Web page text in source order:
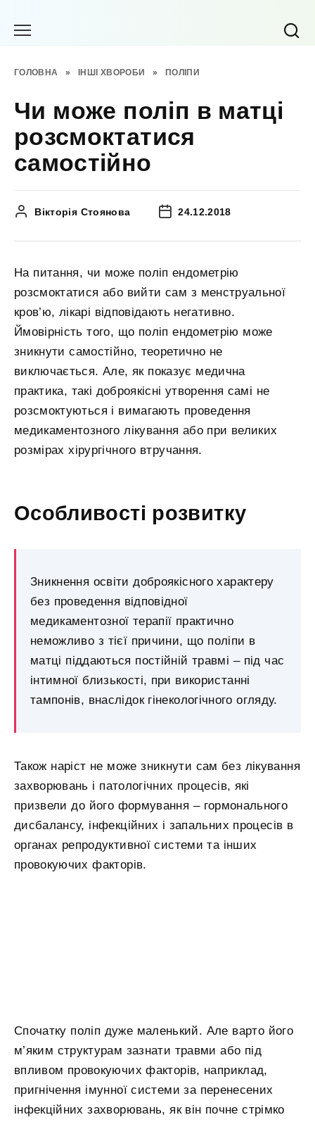
ГОЛОВНА » ІНШІ ХВОРОБИ » ПОЛІПИ
Чи може поліп в матці
розсмоктатися
самостійно
Вікторія Стоянова 24.12.2018
На питання, чи може поліп ендометрію
розсмоктатися або вийти сам з менструальної
кров’ю, лікарі відповідають негативно.
Ймовірність того, що поліп ендометрію може
зникнути самостійно, теоретично не
виключається. Але, як показує медична
практика, такі доброякісні утворення самі не
розсмоктуються і вимагають проведення
медикаментозного лікування або при великих
розмірах хірургічного втручання.
Особливості розвитку
Зникнення освіти доброякісного характеру
без проведення відповідної
медикаментозної терапії практично
неможливо з тієї причини, що поліпи в
матці піддаються постійній травмі – під час
інтимної близькості, при використанні
тампонів, внаслідок гінекологічного огляду.
Також наріст не може зникнути сам без лікування
захворювань і патологічних процесів, які
призвели до його формування – гормонального
дисбалансу, інфекційних і запальних процесів в
органах репродуктивної системи та інших
провокуючих факторів.
Спочатку поліп дуже маленький. Але варто його
м’яким структурам зазнати травми або під
впливом провокуючих факторів, наприклад,
пригнічення імунної системи за перенесених
інфекційних захворювань, як він почне стрімко